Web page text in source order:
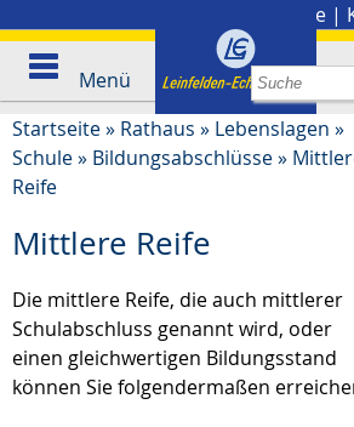
Presse |
Menü
Startseite» Rathaus » Lebenslagen »
Schule» Bildungsabschlüsse»
Reife
Mittlere Reife
Die mittlere Reife, die auch mittlerer
Schulabschluss genannt wird, oder
einen gleichwertigen Bildungsstand
können Sie folgendermaßen